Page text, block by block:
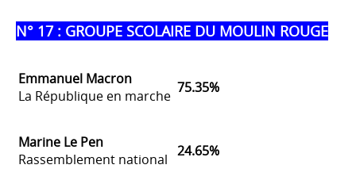
N° 17 : GROUPE SCOLAIRE DU MOULIN ROUGE
Emmanuel Macron
La République en marche 75.35%
Marine Le Pen
Rassemblement national 24.65%